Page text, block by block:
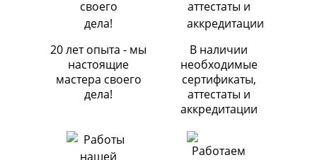
20 лет опыта - мы
настоящие
мастера своего
дела!
В наличии
необходимые
сертификаты,
аттестаты и
аккредитации